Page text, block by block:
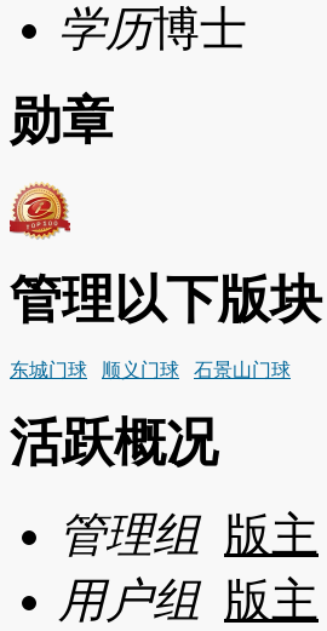
学历博士
勋章
管理以下版块
东城门球 顺义门球 石景山门球
活跃概况
管理组 版主
用户组 版主